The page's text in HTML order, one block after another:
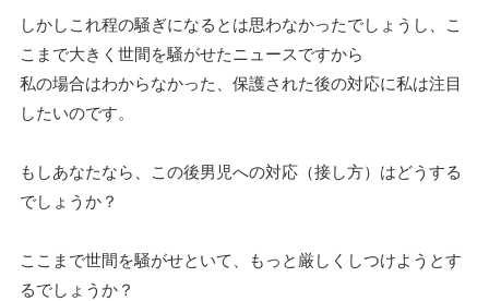
しかしこれ程の騒ぎになるとは思わなかったでしょうし、こ
こまで大きく世間を騒がせたニュースですから
私の場合はわからなかった、保護された後の対応に私は注目
したいのです。
もしあなたなら、この後男児への対応（接し方）はどうする
でしょうか？
ここまで世間を騒がせといて、もっと厳しくしつけようとす
るでしょうか？